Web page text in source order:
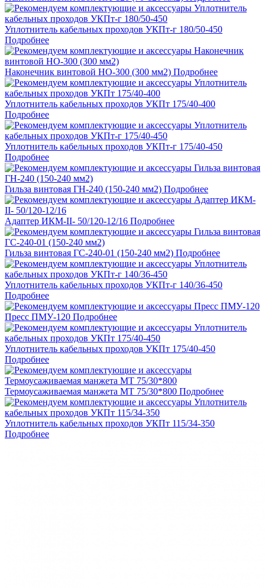
Уплотнитель кабельных проходов УКПт-г 180/50-450
Подробнее
Наконечник винтовой НО-300 (300 мм2) Подробнее
Уплотнитель кабельных проходов УКПт 175/40-400
Подробнее
Уплотнитель кабельных проходов УКПт-г 175/40-450
Подробнее
Гильза винтовая ГН-240 (150-240 мм2) Подробнее
Адаптер ИКМ-II- 50/120-12/16 Подробнее
Гильза винтовая ГС-240-01 (150-240 мм2) Подробнее
Уплотнитель кабельных проходов УКПт-г 140/36-450
Подробнее
Пресс ПМУ-120 Подробнее
Уплотнитель кабельных проходов УКПт 175/40-450
Подробнее
Термоусаживаемая манжета МТ 75/30*800 Подробнее
Уплотнитель кабельных проходов УКПт 115/34-350
Подробнее